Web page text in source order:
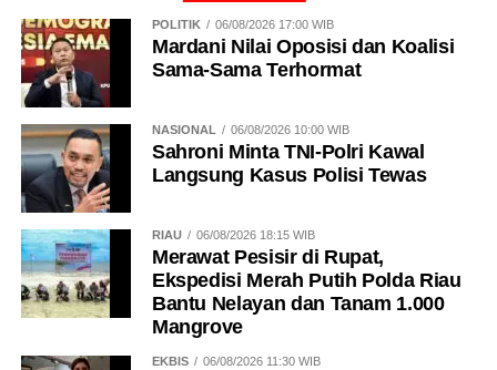
POLITIK 06/08/2026 17:00 WIB
Mardani Nilai Oposisi dan Koalisi
Sama-Sama Terhormat
NASIONAL 06/08/2026 10:00 WIB
Sahroni Minta TNI-Polri Kawal
Langsung Kasus Polisi Tewas
RIAU 06/08/2026 18:15 WIB
Merawat Pesisir di Rupat,
Ekspedisi Merah Putih Polda Riau
Bantu Nelayan dan Tanam 1.000
Mangrove
EKBIS 06/08/2026 11:30 WIB